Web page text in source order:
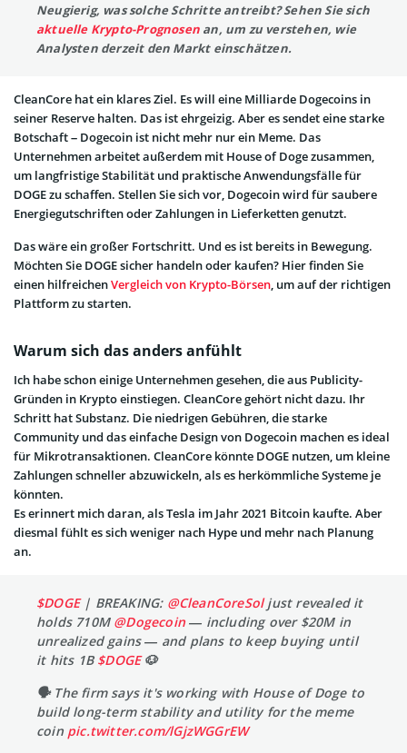
Neugierig, was solche Schritte antreibt? Sehen Sie sich
aktuelle Krypto-Prognosen an, um zu verstehen, wie
Analysten derzeit den Markt einschätzen.
CleanCore hat ein klares Ziel. Es will eine Milliarde Dogecoins in
seiner Reserve halten. Das ist ehrgeizig. Aber es sendet eine starke
Botschaft – Dogecoin ist nicht mehr nur ein Meme. Das
Unternehmen arbeitet außerdem mit House of Doge zusammen,
um langfristige Stabilität und praktische Anwendungsfälle für
DOGE zu schaffen. Stellen Sie sich vor, Dogecoin wird für saubere
Energiegutschriften oder Zahlungen in Lieferketten genutzt.
Das wäre ein großer Fortschritt. Und es ist bereits in Bewegung.
Möchten Sie DOGE sicher handeln oder kaufen? Hier finden Sie
einen hilfreichenVergleich von Krypto-Börsen, um auf der richtigen
Plattform zu starten.
Warum sich das anders anfühlt
Ich habe schon einige Unternehmen gesehen, die aus Publicity-
Gründen in Krypto einstiegen. CleanCore gehört nicht dazu. Ihr
Schritt hat Substanz. Die niedrigen Gebühren, die starke
Community und das einfache Design von Dogecoin machen es ideal
für Mikrotransaktionen. CleanCore könnte DOGE nutzen, um kleine
Zahlungen schneller abzuwickeln, als es herkömmliche Systeme je
könnten.
Es erinnert mich daran, als Tesla im Jahr 2021 Bitcoin kaufte. Aber
diesmal fühlt es sich weniger nach Hype und mehr nach Planung
an.
$DOGE| BREAKING: @CleanCoreSoljust revealed it
holds 710M @Dogecoin — including over $20M in
unrealized gains — and plans to keep buying until
it hits 1B $DOGE🐶
🗣️ The firm says it's working with House of Doge to
build long-term stability and utility for the meme
coin pic.twitter.com/lGjzWGGrEW